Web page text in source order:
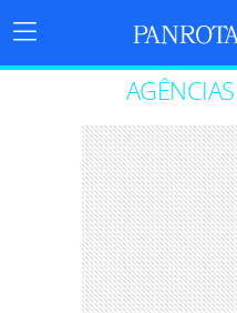
Menu
Principal